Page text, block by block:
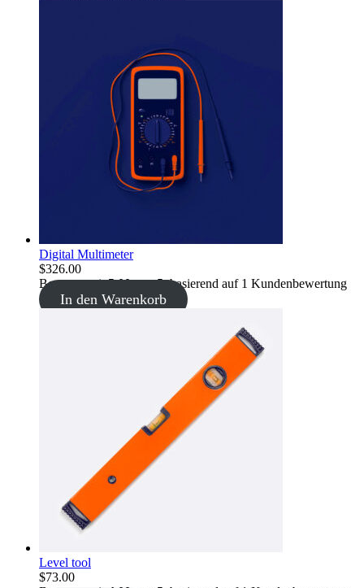
Digital Multimeter
$326.00
Bewertet mit5.00von 5, basierend auf 1 Kundenbewertung
In den Warenkorb
Level tool
$73.00